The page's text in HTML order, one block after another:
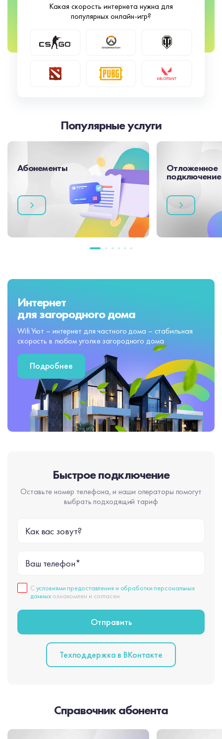
Какая скорость интернета нужна для
популярных онлайн-игр?
Популярные услуги
Абонементы Отложенное
подключение
Интернет
для загородного дома
Wifi Уют – интернет для частного дома – стабильная
скорость в любом уголке загородного дома
Подробнее
Быстрое подключение
Оставьте номер телефона, и наши операторы помогут
выбрать подходящий тариф
Как вас зовут?
Ваш телефон*
Сусловиями предоставления и обработки персональных
данных ознакомлен и согласен
Техподдержка в BКонтакте
Справочник абонента